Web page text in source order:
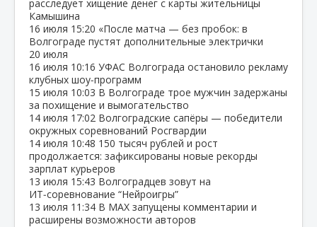
расследует хищение денег с карты жительницы
Камышина
16 июля 15:20 «После матча — без пробок: в
Волгограде пустят дополнительные электрички
20 июля
16 июля 10:16 УФАС Волгограда остановило рекламу
клубных шоу‑программ
15 июля 10:03 В Волгограде трое мужчин задержаны
за похищение и вымогательство
14 июля 17:02 Волгоградские сапёры — победители
окружных соревнований Росгвардии
14 июля 10:48 150 тысяч рублей и рост
продолжается: зафиксированы новые рекорды
зарплат курьеров
13 июля 15:43 Волгоградцев зовут на
ИТ‑соревнование “Нейроигры”
13 июля 11:34 В МАХ запущены комментарии и
расширены возможности авторов